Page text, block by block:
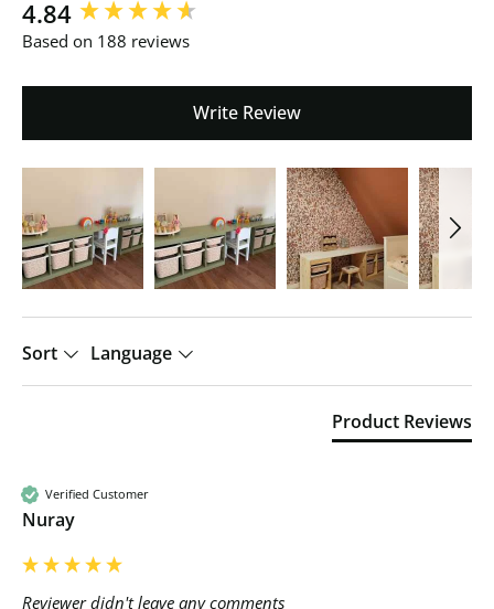
4.84
Based on 188 reviews
Write Review
Sort Language
Product Reviews
Verified Customer
Nuray
Reviewer didn't leave any comments
New content loaded